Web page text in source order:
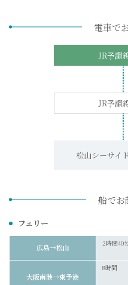
電車で
JR予讃
JR予讃
松山シーサイ
船でお
フェリー
広島→松山 2時間40
大阪南港→東予港
8時間